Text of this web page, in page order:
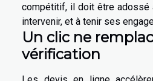
compétitif, il doit être adossé
intervenir, et à tenir ses
Un clic ne
vérification